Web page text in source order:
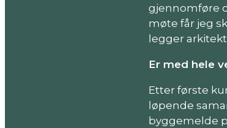
gjennomføre
møte får jeg
legger arkitekt
Er med hele
Etter første
løpende
byggemelde